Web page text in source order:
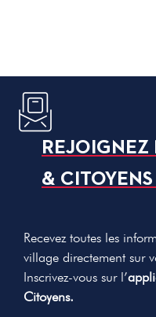
REJOIGNEZ
& CITOYENS
Recevez toutes les
village directement sur
Inscrivez-vous sur l’
Citoyens.